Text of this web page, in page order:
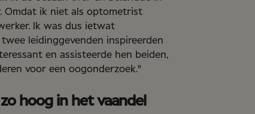
Omdat ik niet als optometrist
Ik was dus ietwat
leidinggevenden inspireerden
en assisteerde hen beiden,
voor een oogonderzoek."
hoog in het vaandel